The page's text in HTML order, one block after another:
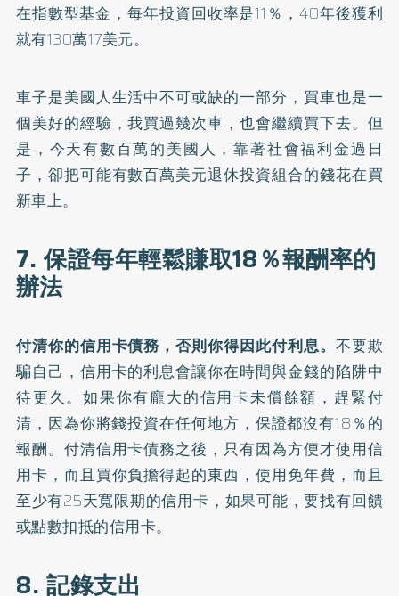
在指數型基金，每年投資回收率是11％，40年後獲利
就有130萬17美元。
車子是美國人生活中不可或缺的一部分，買車也是一
個美好的經驗，我買過幾次車，也會繼續買下去。但
是，今天有數百萬的美國人，靠著社會福利金過日
子，卻把可能有數百萬美元退休投資組合的錢花在買
新車上。
7. 保證每年輕鬆賺取18％報酬率的
辦法
付清你的信用卡債務，否則你得因此付利息。 不要欺
騙自己，信用卡的利息會讓你在時間與金錢的陷阱中
待更久。如果你有龐大的信用卡未償餘額，趕緊付
清，因為你將錢投資在任何地方，保證都沒有18％的
報酬。付清信用卡債務之後，只有因為方便才使用信
用卡，而且買你負擔得起的東西，使用免年費，而且
至少有25天寬限期的信用卡，如果可能，要找有回饋
或點數扣抵的信用卡。
8. 記錄支出